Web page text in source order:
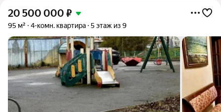
20 500 000 ₽
95 м² 4-комн. квартира 5 этаж из 9